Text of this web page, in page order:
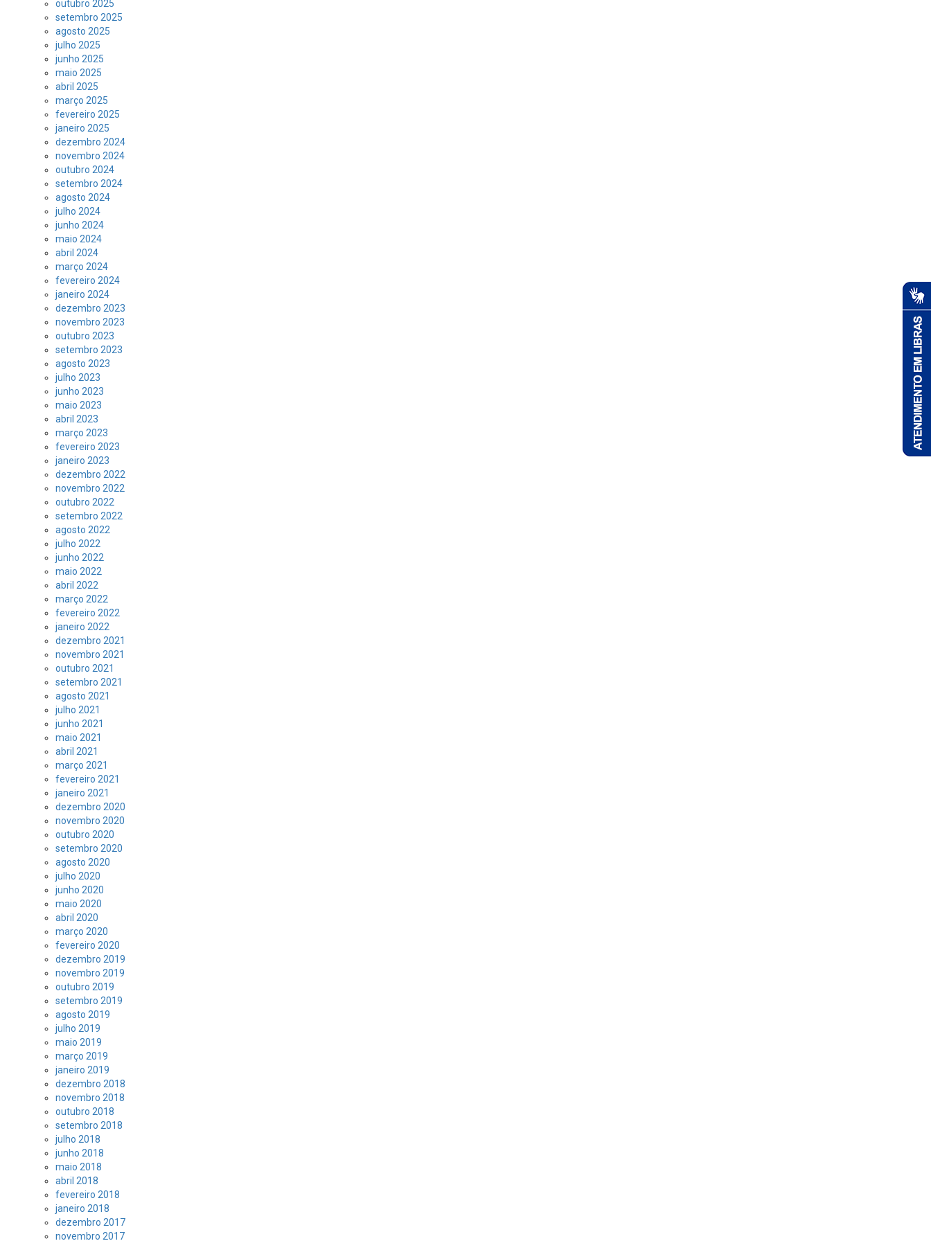
outubro 2025
setembro 2025
agosto 2025
julho 2025
junho 2025
maio 2025
abril 2025
março 2025
fevereiro 2025
janeiro 2025
dezembro 2024
novembro 2024
outubro 2024
setembro 2024
agosto 2024
julho 2024
junho 2024
maio 2024
abril 2024
março 2024
fevereiro 2024
janeiro 2024
dezembro 2023
novembro 2023
outubro 2023
setembro 2023
agosto 2023
julho 2023
junho 2023
maio 2023
abril 2023
março 2023
fevereiro 2023
janeiro 2023
dezembro 2022
novembro 2022
outubro 2022
setembro 2022
agosto 2022
julho 2022
junho 2022
maio 2022
abril 2022
março 2022
fevereiro 2022
janeiro 2022
dezembro 2021
novembro 2021
outubro 2021
setembro 2021
agosto 2021
julho 2021
junho 2021
maio 2021
abril 2021
março 2021
fevereiro 2021
janeiro 2021
dezembro 2020
novembro 2020
outubro 2020
setembro 2020
agosto 2020
julho 2020
junho 2020
maio 2020
abril 2020
março 2020
fevereiro 2020
dezembro 2019
novembro 2019
outubro 2019
setembro 2019
agosto 2019
julho 2019
maio 2019
março 2019
janeiro 2019
dezembro 2018
novembro 2018
outubro 2018
setembro 2018
julho 2018
junho 2018
maio 2018
abril 2018
fevereiro 2018
janeiro 2018
dezembro 2017
novembro 2017